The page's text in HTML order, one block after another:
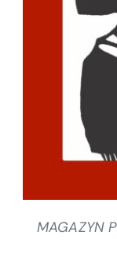
MAGAZYN